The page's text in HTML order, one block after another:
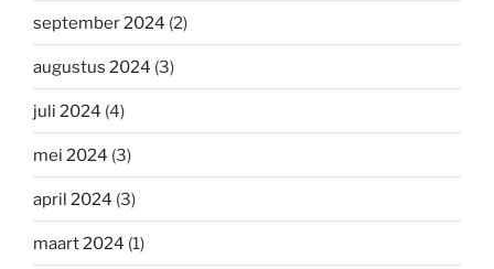
september 2024 (2)
augustus 2024 (3)
juli 2024 (4)
mei 2024 (3)
april 2024 (3)
maart 2024 (1)